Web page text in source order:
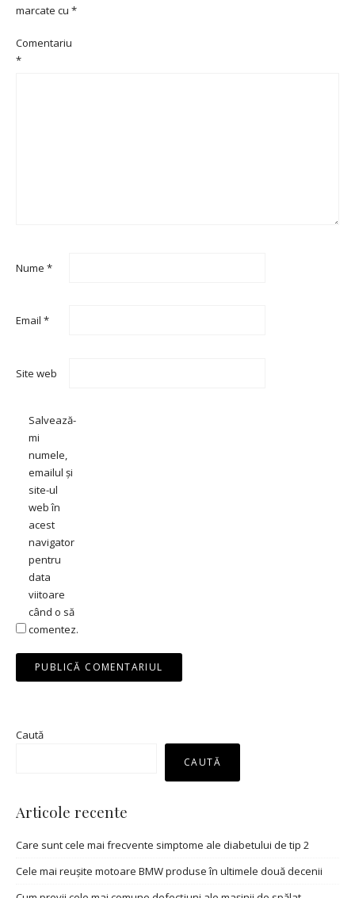
marcate cu *
Comentariu
*
Nume *
Email *
Site web
Salvează-
mi
numele,
emailul și
site-ul
web în
acest
navigator
pentru
data
viitoare
când o să
comentez.
Caută
CAUTĂ
Articole recente
Care sunt cele mai frecvente simptome ale diabetului de tip 2
Cele mai reușite motoare BMW produse în ultimele două decenii